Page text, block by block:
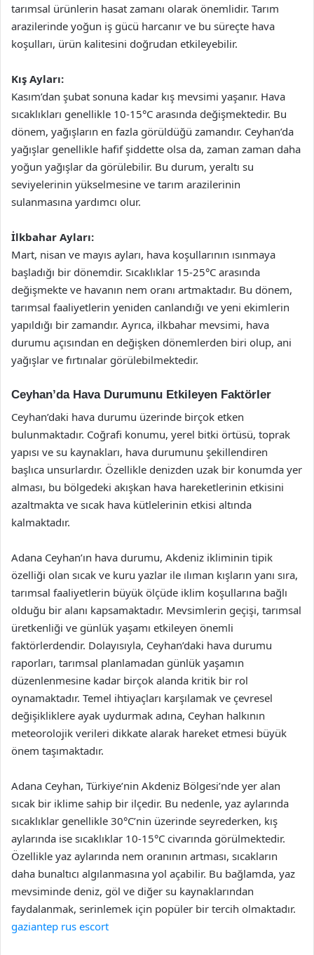
tarımsal ürünlerin hasat zamanı olarak önemlidir. Tarım
arazilerinde yoğun iş gücü harcanır ve bu süreçte hava
koşulları, ürün kalitesini doğrudan etkileyebilir.
Kış Ayları:
Kasım’dan şubat sonuna kadar kış mevsimi yaşanır. Hava
sıcaklıkları genellikle 10-15°C arasında değişmektedir. Bu
dönem, yağışların en fazla görüldüğü zamandır. Ceyhan’da
yağışlar genellikle hafif şiddette olsa da, zaman zaman daha
yoğun yağışlar da görülebilir. Bu durum, yeraltı su
seviyelerinin yükselmesine ve tarım arazilerinin
sulanmasına yardımcı olur.
İlkbahar Ayları:
Mart, nisan ve mayıs ayları, hava koşullarının ısınmaya
başladığı bir dönemdir. Sıcaklıklar 15-25°C arasında
değişmekte ve havanın nem oranı artmaktadır. Bu dönem,
tarımsal faaliyetlerin yeniden canlandığı ve yeni ekimlerin
yapıldığı bir zamandır. Ayrıca, ilkbahar mevsimi, hava
durumu açısından en değişken dönemlerden biri olup, ani
yağışlar ve fırtınalar görülebilmektedir.
Ceyhan’da Hava Durumunu Etkileyen Faktörler
Ceyhan’daki hava durumu üzerinde birçok etken
bulunmaktadır. Coğrafi konumu, yerel bitki örtüsü, toprak
yapısı ve su kaynakları, hava durumunu şekillendiren
başlıca unsurlardır. Özellikle denizden uzak bir konumda yer
alması, bu bölgedeki akışkan hava hareketlerinin etkisini
azaltmakta ve sıcak hava kütlelerinin etkisi altında
kalmaktadır.
Adana Ceyhan’ın hava durumu, Akdeniz ikliminin tipik
özelliği olan sıcak ve kuru yazlar ile ılıman kışların yanı sıra,
tarımsal faaliyetlerin büyük ölçüde iklim koşullarına bağlı
olduğu bir alanı kapsamaktadır. Mevsimlerin geçişi, tarımsal
üretkenliği ve günlük yaşamı etkileyen önemli
faktörlerdendir. Dolayısıyla, Ceyhan’daki hava durumu
raporları, tarımsal planlamadan günlük yaşamın
düzenlenmesine kadar birçok alanda kritik bir rol
oynamaktadır. Temel ihtiyaçları karşılamak ve çevresel
değişikliklere ayak uydurmak adına, Ceyhan halkının
meteorolojik verileri dikkate alarak hareket etmesi büyük
önem taşımaktadır.
Adana Ceyhan, Türkiye’nin Akdeniz Bölgesi’nde yer alan
sıcak bir iklime sahip bir ilçedir. Bu nedenle, yaz aylarında
sıcaklıklar genellikle 30°C’nin üzerinde seyrederken, kış
aylarında ise sıcaklıklar 10-15°C civarında görülmektedir.
Özellikle yaz aylarında nem oranının artması, sıcakların
daha bunaltıcı algılanmasına yol açabilir. Bu bağlamda, yaz
mevsiminde deniz, göl ve diğer su kaynaklarından
faydalanmak, serinlemek için popüler bir tercih olmaktadır.
gaziantep rus escort